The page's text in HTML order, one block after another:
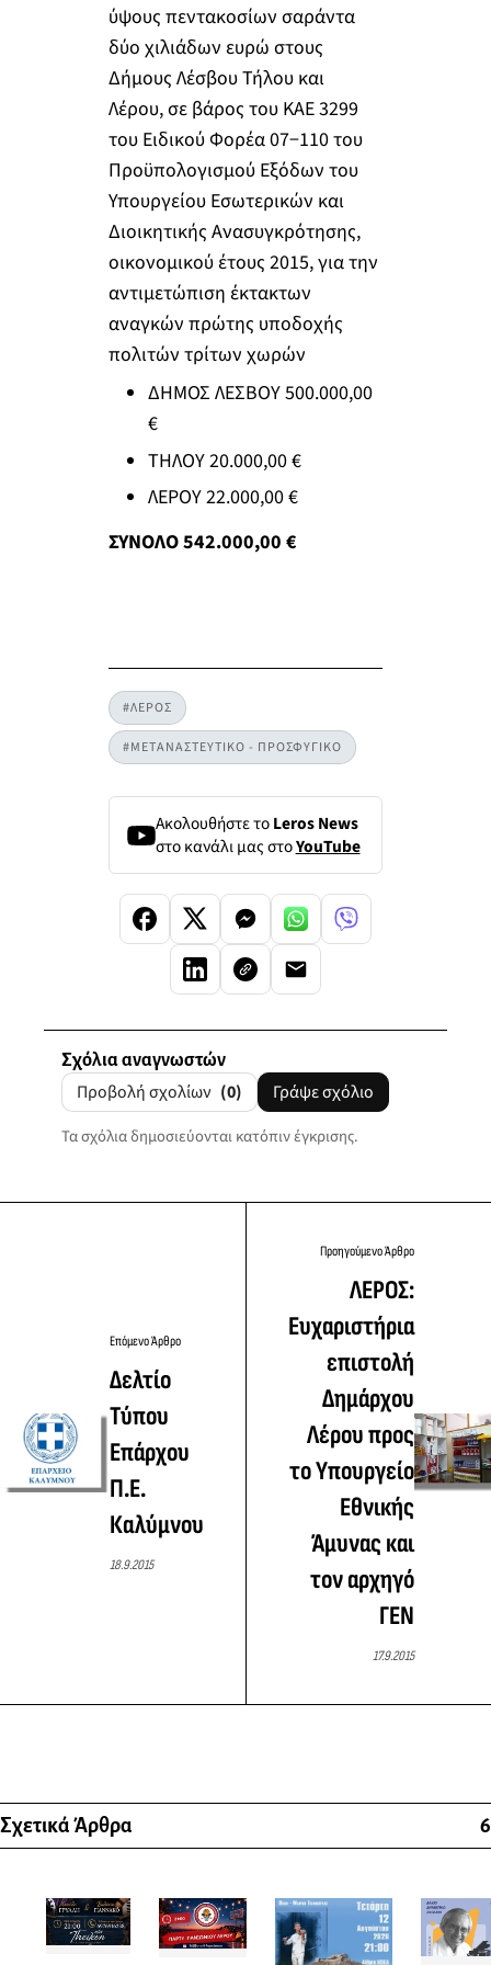
ύψους πεντακοσίων σαράντα
δύο χιλιάδων ευρώ στους
Δήμους Λέσβου Τήλου και
Λέρου, σε βάρος του ΚΑΕ 3299
του Ειδικού Φορέα 07−110 του
Προϋπολογισμού Εξόδων του
Υπουργείου Εσωτερικών και
Διοικητικής Ανασυγκρότησης,
οικονομικού έτους 2015, για την
αντιμετώπιση έκτακτων
αναγκών πρώτης υποδοχής
πολιτών τρίτων χωρών
ΔΗΜΟΣ ΛΕΣΒΟΥ 500.000,00
€
ΤΗΛΟΥ 20.000,00 €
ΛΕΡΟΥ 22.000,00 €
ΣΥΝΟΛΟ 542.000,00 €
#ΛΕΡΟΣ
#ΜΕΤΑΝΑΣΤΕΥΤΙΚΟ - ΠΡΟΣΦΥΓΙΚΟ
Ακολουθήστε τοLeros News
στο κανάλι μας στοYouTube
Σχόλια αναγνωστών
Προβολή σχολίων (0) Γράψε σχόλιο
Τα σχόλια δημοσιεύονται κατόπιν έγκρισης.
Επόμενο Άρθρο
Δελτίο
Τύπου
Επάρχου
Π.Ε.
Καλύμνου
18.9.2015
Προηγούμενο Άρθρο
ΛΕΡΟΣ:
Ευχαριστήρια
επιστολή
Δημάρχου
Λέρου προς
το Υπουργείο
Εθνικής
Άμυνας και
τον αρχηγό
ΓΕΝ
17.9.2015
Σχετικά Άρθρα 6